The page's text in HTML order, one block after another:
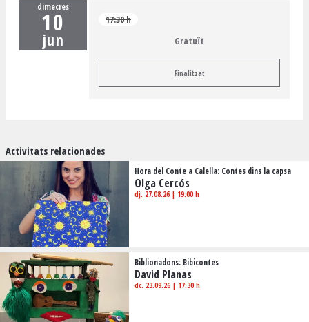
dimecres
10
jun
17:30 h
Gratuït
Finalitzat
Activitats relacionades
Hora del Conte a Calella: Contes dins la capsa
Olga Cercós
dj. 27.08.26| 19:00 h
Biblionadons: Bibicontes
David Planas
dc. 23.09.26| 17:30 h